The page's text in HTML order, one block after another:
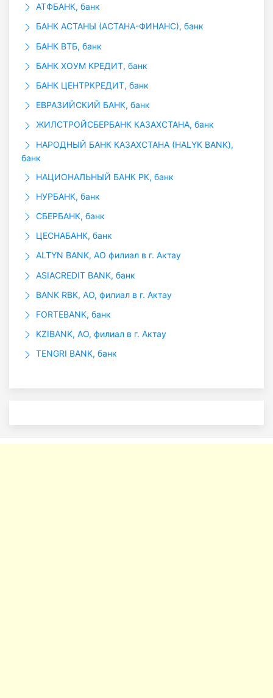
АТФБАНК, банк
БАНК АСТАНЫ (АСТАНА-ФИНАНС), банк
БАНК ВТБ, банк
БАНК ХОУМ КРЕДИТ, банк
БАНК ЦЕНТРКРЕДИТ, банк
ЕВРАЗИЙСКИЙ БАНК, банк
ЖИЛСТРОЙСБЕРБАНК КАЗАХСТАНА, банк
НАРОДНЫЙ БАНК КАЗАХСТАНА (HALYK BANK),
банк
НАЦИОНАЛЬНЫЙ БАНК РК, банк
НУРБАНК, банк
СБЕРБАНК, банк
ЦЕСНАБАНК, банк
ALTYN BANK, АО филиал в г. Актау
ASIACREDIT BANK, банк
BANK RBK, АО, филиал в г. Актау
FORTEBANK, банк
KZIBANK, АО, филиал в г. Актау
TENGRI BANK, банк